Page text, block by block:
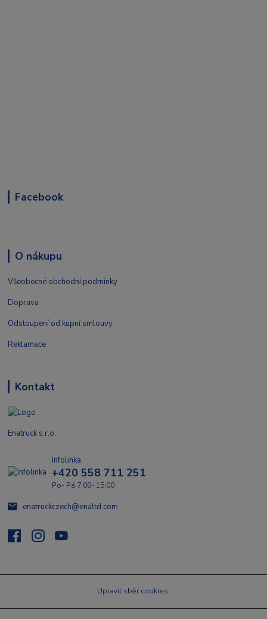
Facebook
O nákupu
Všeobecné obchodní podmínky
Doprava
Odstoupení od kupní smlouvy
Reklamace
Kontakt
Enatruck s.r.o.
Infolinka
+420 558 711 251
Po- Pá 7:00- 15:00
enatruckczech@enaltd.com
Upravit sběr cookies.